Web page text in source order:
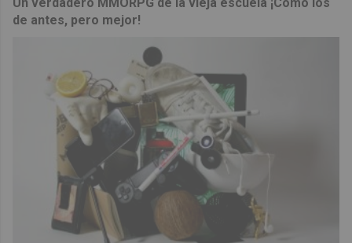
de antes, pero mejor!